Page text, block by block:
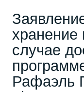
хранение
случае
Рафаэль